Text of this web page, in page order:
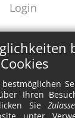
Cookies
Ihren
Sie
Login